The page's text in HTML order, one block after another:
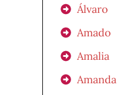
Álvaro
Amado
Amalia
Amanda